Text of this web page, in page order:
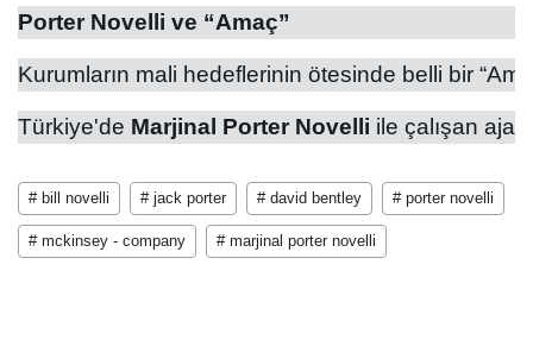
Porter Novelli ve “Amaç”
Kurumların mali hedeflerinin ötesinde belli bir
Türkiye'de Marjinal Porter Novelli ile çalışan
# bill novelli # jack porter # david bentley # porter novelli
# mckinsey - company # marjinal porter novelli